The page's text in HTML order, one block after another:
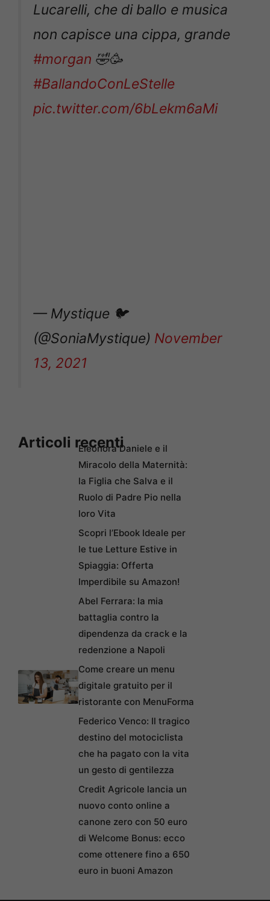
Lucarelli, che di ballo e musica
non capisce una cippa, grande
#morgan 🤣🥳
#BallandoConLeStelle
pic.twitter.com/6bLekm6aMi
— Mystique 🐦
(@SoniaMystique) November
13, 2021
Articoli recentiEleonora Daniele e il
Miracolo della Maternità:
la Figlia che Salva e il
Ruolo di Padre Pio nella
loro Vita
Scopri l’Ebook Ideale per
le tue Letture Estive in
Spiaggia: Offerta
Imperdibile su Amazon!
Abel Ferrara: la mia
battaglia contro la
dipendenza da crack e la
redenzione a Napoli
Come creare un menu
digitale gratuito per il
ristorante con MenuForma
Federico Venco: Il tragico
destino del motociclista
che ha pagato con la vita
un gesto di gentilezza
Credit Agricole lancia un
nuovo conto online a
canone zero con 50 euro
di Welcome Bonus: ecco
come ottenere fino a 650
euro in buoni Amazon